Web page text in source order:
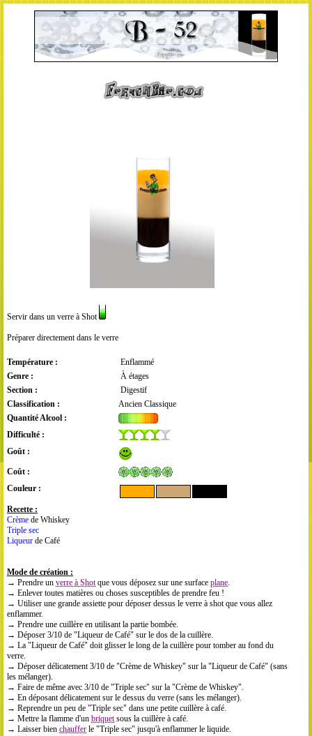
Servir dans un verre à Shot
Préparer directement dans le verre
Température :
Enflammé
Genre :
À étages
Section :
Digestif
Classification :
Ancien Classique
Quantité Alcool :
Difficulté :
Goût :
Coût :
Couleur :
Recette :
Crème de Whiskey
Triple sec
Liqueur de Café
Mode de création :
→ Prendre un verre à Shotque vous déposez sur une surface plane.
→ Enlever toutes matières ou choses susceptibles de prendre feu !
→ Utiliser une grande assiette pour déposer dessus le verre à shot que vous allez
enflammer.
→ Prendre une cuillère en utilisant la partie bombée.
→ Déposer 3/10 de "Liqueur de Café" sur le dos de la cuillère.
→ La "Liqueur de Café" doit glisser le long de la cuillère pour tomber au fond du
verre.
→ Déposer délicatement 3/10 de "Crème de Whiskey" sur la "Liqueur de Café" (sans
les mélanger).
→ Faire de même avec 3/10 de "Triple sec" sur la "Crème de Whiskey".
→ En déposant délicatement sur le dessus du verre (sans les mélanger).
→ Reprendre un peu de "Triple sec" dans une petite cuillère à café.
→ Mettre la flamme d'un briquetsous la cuillère à café.
→ Laisser bien chauffer le "Triple sec" jusqu'à enflammer le liquide.